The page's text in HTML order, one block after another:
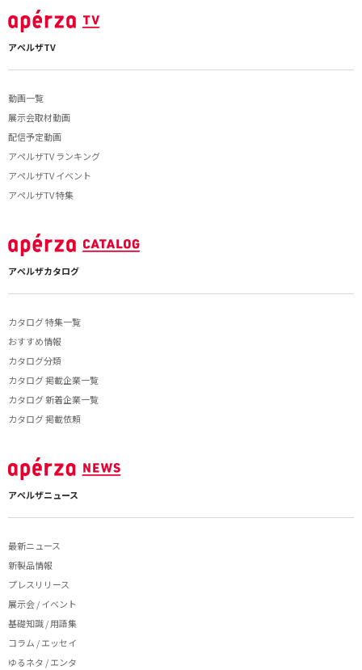
アペルザTV
動画一覧
展示会取材動画
配信予定動画
アペルザTV ランキング
アペルザTV イベント
アペルザTV 特集
アペルザカタログ
カタログ 特集一覧
おすすめ情報
カタログ分類
カタログ 掲載企業一覧
カタログ 新着企業一覧
カタログ 掲載依頼
アペルザニュース
最新ニュース
新製品情報
プレスリリース
展示会 / イベント
基礎知識 / 用語集
コラム / エッセイ
ゆるネタ / エンタ